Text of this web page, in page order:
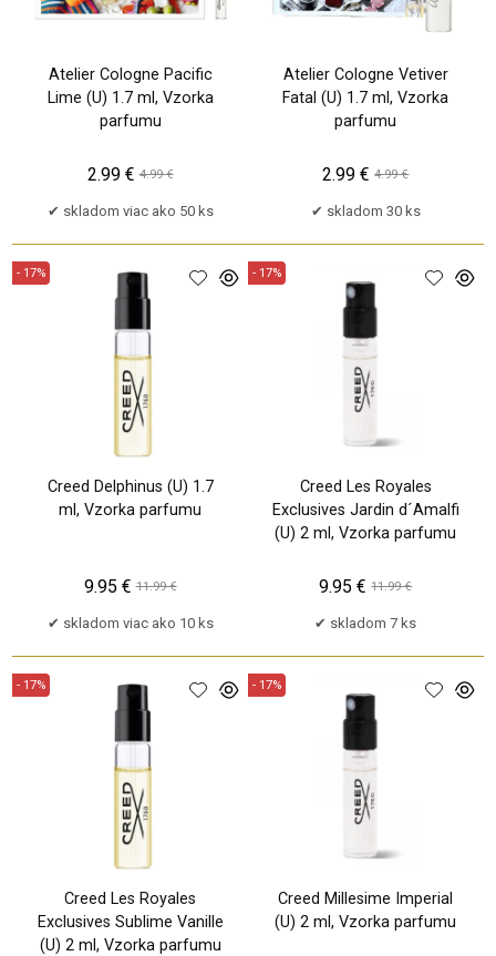
Atelier Cologne Pacific
Lime (U) 1.7 ml, Vzorka
parfumu
skladom viac ako 50 ks
2.99 € 4.99 €
Atelier Cologne Vetiver
Fatal (U) 1.7 ml, Vzorka
parfumu
skladom 30 ks
2.99 € 4.99 €
Creed Delphinus (U) 1.7
ml, Vzorka parfumu
- 17%
skladom viac ako 10 ks
9.95 € 11.99 €
Creed Les Royales
Exclusives Jardin d´Amalfi
(U) 2 ml, Vzorka parfumu
- 17%
skladom 7 ks
9.95 € 11.99 €
Creed Les Royales
Exclusives Sublime Vanille
(U) 2 ml, Vzorka parfumu
- 17%
Creed Millesime Imperial
(U) 2 ml, Vzorka parfumu
- 17%